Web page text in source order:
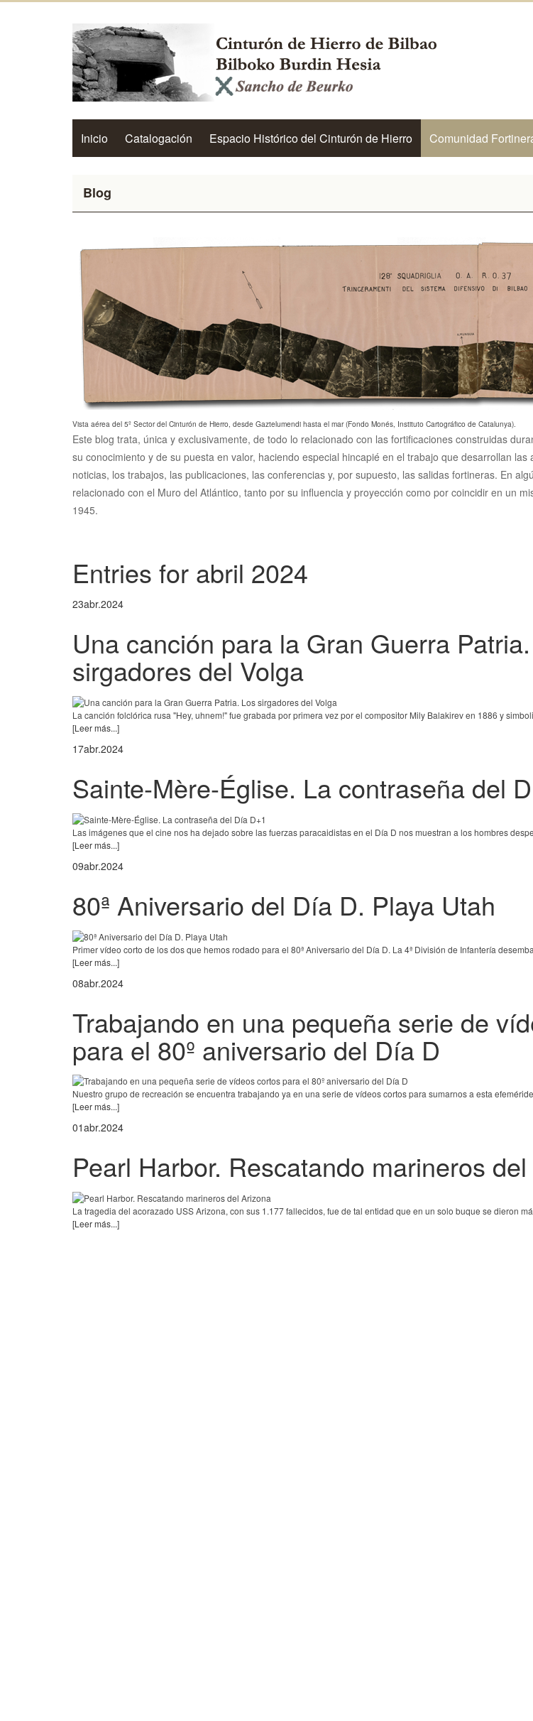
Inicio Catalogación Espacio Histórico del Cinturón de Hierro Comunidad
Blog
Vista aérea del 5º Sector del Cinturón de Hierro, desde Gaztelumendi hasta el mar (Fondo Monés, Instituto Cartográfico de Catalunya).
Este blog trata, única y exclusivamente, de todo lo relacionado con las fortificaciones construidas
su conocimiento y de su puesta en valor, haciendo especial hincapié en el trabajo que desarrollan
noticias, los trabajos, las publicaciones, las conferencias y, por supuesto, las salidas fortineras. En
relacionado con el Muro del Atlántico, tanto por su influencia y proyección como por coincidir en un
1945.
Entries for abril 2024
23abr.2024
Una canción para la Gran Guerra
sirgadores del Volga
La canción folclórica rusa "Hey, uhnem!" fue grabada por primera vez por el compositor Mily Balakirev en 1886 y
[Leer más...]
17abr.2024
Sainte-Mère-Église. La contraseña del
Las imágenes que el cine nos ha dejado sobre las fuerzas paracaidistas en el Día D nos muestran a los hombres
[Leer más...]
09abr.2024
80ª Aniversario del Día D. Playa Utah
Primer vídeo corto de los dos que hemos rodado para el 80ª Aniversario del Día D. La 4ª División de Infantería
[Leer más...]
08abr.2024
Trabajando en una pequeña serie de
para el 80º aniversario del Día D
Nuestro grupo de recreación se encuentra trabajando ya en una serie de vídeos cortos para sumarnos a esta
[Leer más...]
01abr.2024
Pearl Harbor. Rescatando marineros
La tragedia del acorazado USS Arizona, con sus 1.177 fallecidos, fue de tal entidad que en un solo buque se dieron
[Leer más...]